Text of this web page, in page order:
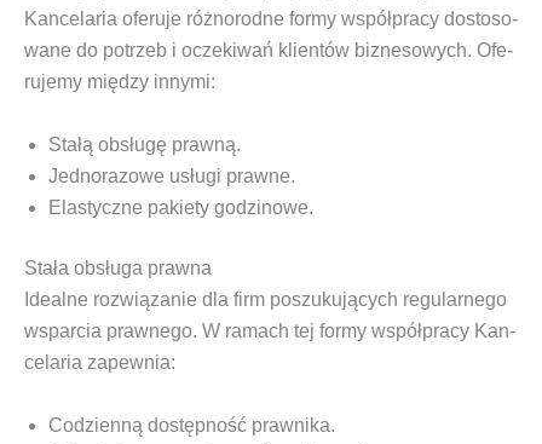
Kan­ce­la­ria ofe­ru­je róż­no­rod­ne for­my współ­pra­cy dosto­so­
wa­ne do potrzeb i ocze­ki­wań klien­tów biz­ne­so­wych. Ofe­
ru­je­my mię­dzy innymi:
Sta­łą obsłu­gę prawną.
Jed­no­ra­zo­we usłu­gi prawne.
Ela­stycz­ne pakie­ty godzinowe.
Stała obsługa prawna
Ide­al­ne roz­wią­za­nie dla firm poszu­ku­ją­cych regu­lar­ne­go
wspar­cia praw­ne­go. W ramach tej for­my współ­pra­cy Kan­
ce­la­ria zapewnia:
Codzien­ną dostęp­ność prawnika.